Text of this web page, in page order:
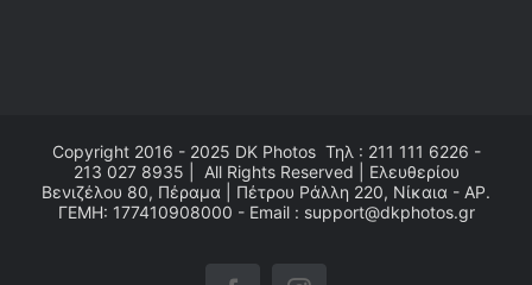
Copyright 2016 - 2025 DK PhotosΤηλ : 211 111 6226 -
213 027 8935 | All Rights Reserved | Ελευθερίου
Βενιζέλου 80, Πέραμα | Πέτρου Ράλλη 220, Νίκαια - ΑΡ.
ΓΕΜΗ: 177410908000 - Email : support@dkphotos.gr